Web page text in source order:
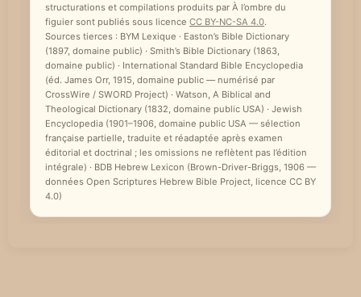
structurations et compilations produits par À l’ombre du
figuier sont publiés sous licence CC BY-NC-SA 4.0.
Sources tierces : BYM Lexique · Easton’s Bible Dictionary
(1897, domaine public) · Smith’s Bible Dictionary (1863,
domaine public) · International Standard Bible Encyclopedia
(éd. James Orr, 1915, domaine public — numérisé par
CrossWire / SWORD Project) · Watson, A Biblical and
Theological Dictionary (1832, domaine public USA) · Jewish
Encyclopedia (1901–1906, domaine public USA — sélection
française partielle, traduite et réadaptée après examen
éditorial et doctrinal ; les omissions ne reflètent pas l’édition
intégrale) · BDB Hebrew Lexicon (Brown-Driver-Briggs, 1906 —
données Open Scriptures Hebrew Bible Project, licence CC BY
4.0)